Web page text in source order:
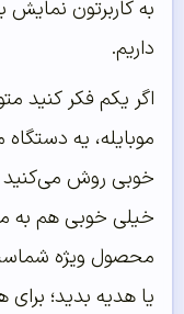
به کاربرتون
داریم.
اگر یکم فکر کنید
موبایله، یه
خوبی روش می‌کنید
خیلی خوبی هم به
محصول ویژه
یا هدیه بدید؛